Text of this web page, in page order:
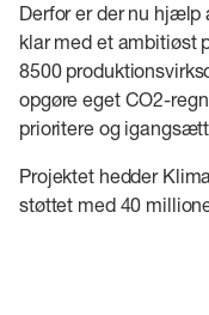
Derfor er der nu hjælp
klar med et ambitiøst
8500
opgøre eget CO2-
prioritere og
Projektet hedder
støttet med 40